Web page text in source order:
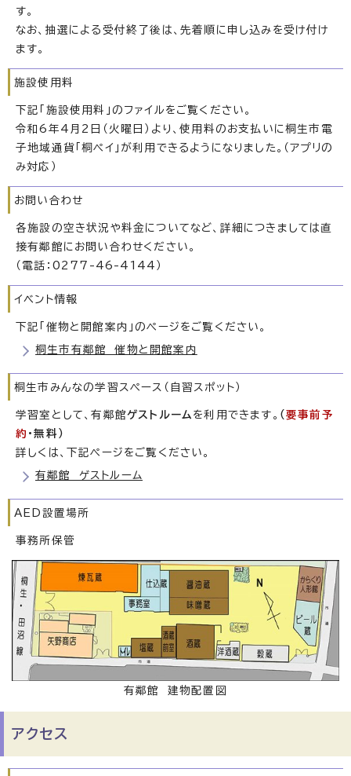
す。
なお、抽選による受付終了後は、先着順に申し込みを受け付け
ます。
施設使用料
下記「施設使用料」のファイルをご覧ください。
令和6年4月2日（火曜日）より、使用料のお支払いに桐生市電
子地域通貨「桐ペイ」が利用できるようになりました。（アプリの
み対応）
お問い合わせ
各施設の空き状況や料金についてなど、詳細につきましては直
接有鄰館にお問い合わせください。
（電話：0277-46-4144）
イベント情報
下記「催物と開館案内」のページをご覧ください。
桐生市有鄰館 催物と開館案内
桐生市みんなの学習スペース（自習スポット）
学習室として、有鄰館ゲストルーム を利用できます。 （要事前予
約 ・無料）
詳しくは、下記ページをご覧ください。
有鄰館 ゲストルーム
AED設置場所
事務所保管
有鄰館 建物配置図
アクセス